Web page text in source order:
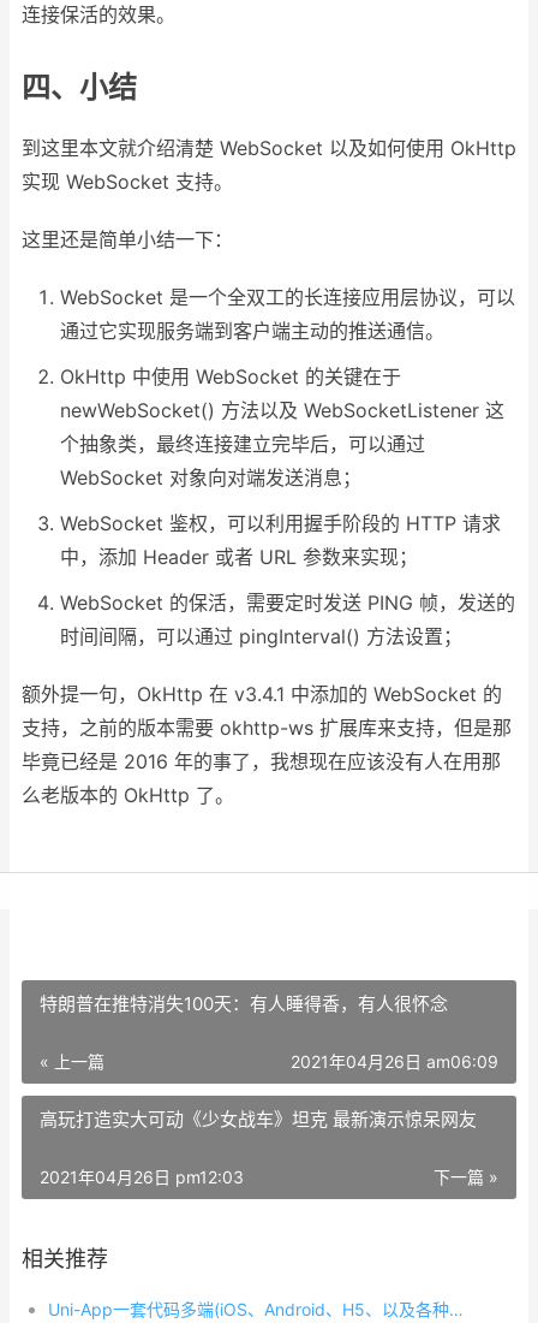
连接保活的效果。
四、小结
到这里本文就介绍清楚 WebSocket 以及如何使用 OkHttp
实现 WebSocket 支持。
这里还是简单小结一下：
WebSocket 是一个全双工的长连接应用层协议，可以
通过它实现服务端到客户端主动的推送通信。
OkHttp 中使用 WebSocket 的关键在于
newWebSocket() 方法以及 WebSocketListener 这
个抽象类，最终连接建立完毕后，可以通过
WebSocket 对象向对端发送消息；
WebSocket 鉴权，可以利用握手阶段的 HTTP 请求
中，添加 Header 或者 URL 参数来实现；
WebSocket 的保活，需要定时发送 PING 帧，发送的
时间间隔，可以通过 pingInterval() 方法设置；
额外提一句，OkHttp 在 v3.4.1 中添加的 WebSocket 的
支持，之前的版本需要 okhttp-ws 扩展库来支持，但是那
毕竟已经是 2016 年的事了，我想现在应该没有人在用那
么老版本的 OkHttp 了。
特朗普在推特消失100天：有人睡得香，有人很怀念
« 上一篇 2021年04月26日 am06:09
高玩打造实大可动《少女战车》坦克 最新演示惊呆网友
下一篇 »
2021年04月26日 pm12:03
相关推荐
Uni-App一套代码多端(iOS、Android、H5、以及各种小程序)运行